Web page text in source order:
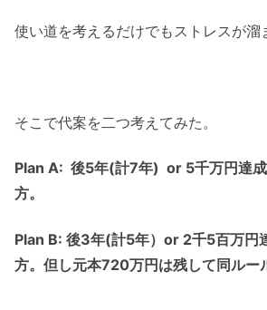
使い道を考えるだけでもストレスが溜
そこで代案を二つ考えてみた。
Plan A: 後5年(計7年) or 5千万円達
方。
Plan B: 後3年(計5年）or 2千5百万円
方。但し元本720万円は残して同ルー